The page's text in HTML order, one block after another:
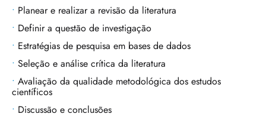
Planear e realizar a revisão da literatura
Definir a questão de investigação
Estratégias de pesquisa em bases de dados
Seleção e análise crítica da literatura
Avaliação da qualidade metodológica dos estudos
científicos
Discussão e conclusões